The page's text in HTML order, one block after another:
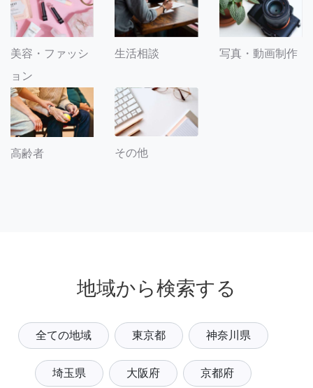
美容・ファッシ
ョン
生活相談 写真・動画制作
高齢者 その他
地域から検索する
全ての地域 東京都 神奈川県
埼玉県 大阪府 京都府